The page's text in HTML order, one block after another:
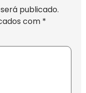
publicado.
com *